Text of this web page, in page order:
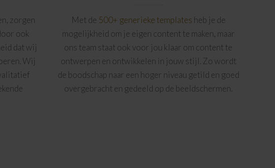
zorgen
ook
dat wij
Wij
Met de 500+ generieke templates heb je de
mogelijkheid om je eigen content te maken, maar
ons team staat ook voor jou klaar om content te
ontwerpen en ontwikkelen in jouw stijl. Zo wordt
de boodschap naar een hoger niveau getild en goed
overgebracht en gedeeld op de beeldschermen.